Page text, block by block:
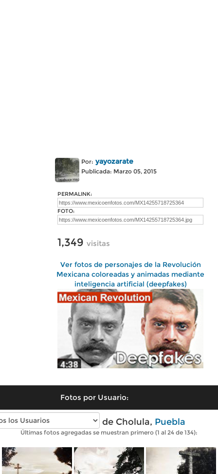
Por: yayozarate
Publicada: Marzo 05, 2015
PERMALINK:
FOTO:
1,349 visitas
Ver fotos de personajes de la Revolución
Mexicana coloreadas y animadas mediante
inteligencia artificial (deepfakes)
Fotos por Usuario:
Fotos antiguas de Cholula, Puebla
Últimas fotos agregadas se muestran primero (1 al 24 de 134):